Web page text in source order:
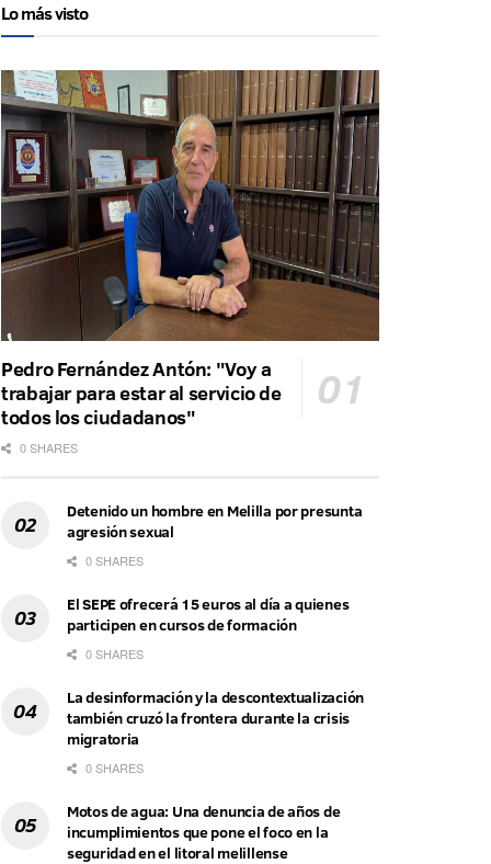
Lo más visto
Pedro Fernández Antón: "Voy a
trabajar para estar al servicio de
todos los ciudadanos"
0 SHARES
Detenido un hombre en Melilla por presunta
agresión sexual
0 SHARES
El SEPE ofrecerá 15 euros al día a quienes
participen en cursos de formación
0 SHARES
La desinformación y la descontextualización
también cruzó la frontera durante la crisis
migratoria
0 SHARES
Motos de agua: Una denuncia de años de
incumplimientos que pone el foco en la
seguridad en el litoral melillense